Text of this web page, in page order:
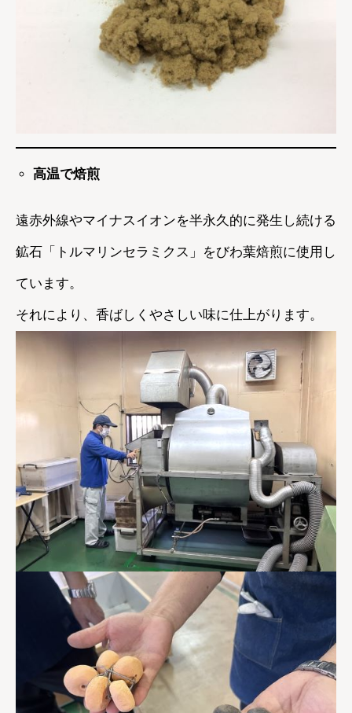
高温で焙煎
遠赤外線やマイナスイオンを半永久的に発生し続ける
鉱石「トルマリンセラミクス」をびわ葉焙煎に使用し
ています。
それにより、香ばしくやさしい味に仕上がります。